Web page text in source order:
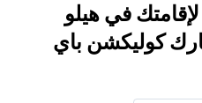
في هيلو
كوليكشن باي